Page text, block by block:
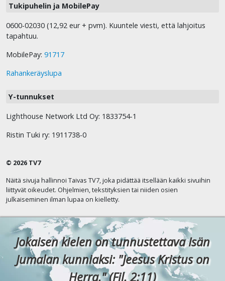
Tukipuhelin ja MobilePay
0600-02030 (12,92 eur + pvm). Kuuntele viesti, että lahjoitus
tapahtuu.
MobilePay: 91717
Rahankeräyslupa
Y-tunnukset
Lighthouse Network Ltd Oy: 1833754-1
Ristin Tuki ry: 1911738-0
© 2026 TV7
Näitä sivuja hallinnoi Taivas TV7, joka pidättää itsellään kaikki sivuihin
liittyvät oikeudet. Ohjelmien, tekstityksien tai niiden osien
julkaiseminen ilman lupaa on kielletty.
Jokaisen kielen on tunnustettava Isän
Jumalan kunniaksi: "Jeesus Kristus on
Herra." (Fil. 2:11)